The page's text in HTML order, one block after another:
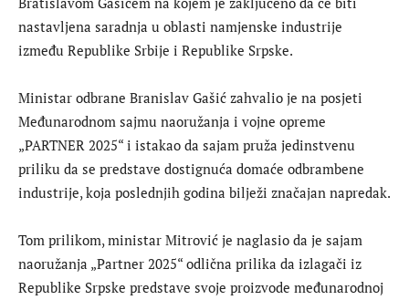
nastavljena saradnja u oblasti namjenske industrije
između Republike Srbije i Republike Srpske.
Ministar odbrane Branislav Gašić zahvalio je na posjeti
Međunarodnom sajmu naoružanja i vojne opreme
„PARTNER 2025“ i istakao da sajam pruža jedinstvenu
priliku da se predstave dostignuća domaće odbrambene
industrije, koja poslednjih godina bilježi značajan napredak.
Tom prilikom, ministar Mitrović je naglasio da je sajam
naoružanja „Partner 2025“ odlična prilika da izlagači iz
Republike Srpske predstave svoje proizvode međunarodnoj